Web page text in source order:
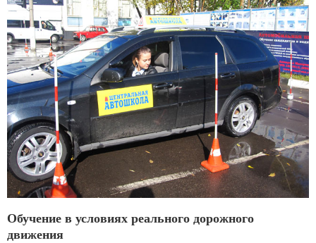
Обучение в условиях реального дорожного
движения